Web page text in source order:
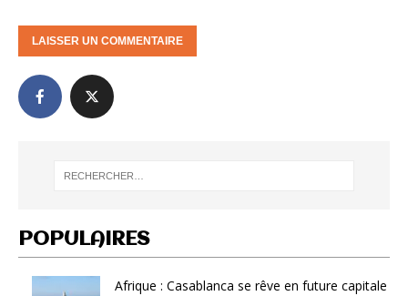
POPULAIRES
Afrique : Casablanca se rêve en future capitale